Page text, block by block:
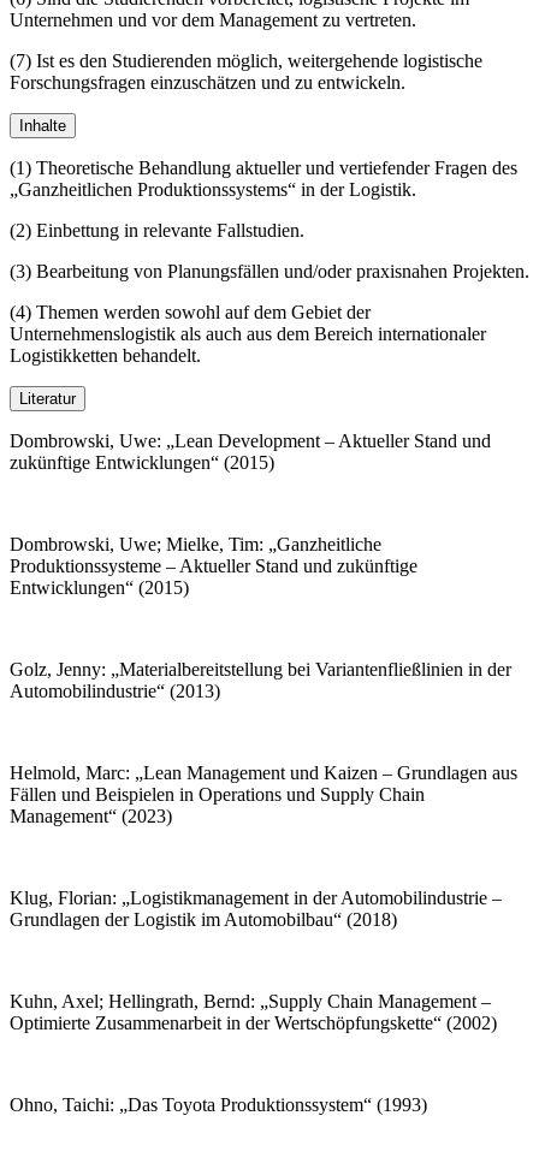
Unternehmen und vor dem Management zu vertreten.
(7) Ist es den Studierenden möglich, weitergehende logistische
Forschungsfragen einzuschätzen und zu entwickeln.
Inhalte
(1) Theoretische Behandlung aktueller und vertiefender Fragen des
„Ganzheitlichen Produktionssystems“ in der Logistik.
(2) Einbettung in relevante Fallstudien.
(3) Bearbeitung von Planungsfällen und/oder praxisnahen Projekten.
(4) Themen werden sowohl auf dem Gebiet der
Unternehmenslogistik als auch aus dem Bereich internationaler
Logistikketten behandelt.
Literatur
Dombrowski, Uwe: „Lean Development – Aktueller Stand und
zukünftige Entwicklungen“ (2015)
Dombrowski, Uwe; Mielke, Tim: „Ganzheitliche
Produktionssysteme – Aktueller Stand und zukünftige
Entwicklungen“ (2015)
Golz, Jenny: „Materialbereitstellung bei Variantenfließlinien in der
Automobilindustrie“ (2013)
Helmold, Marc: „Lean Management und Kaizen – Grundlagen aus
Fällen und Beispielen in Operations und Supply Chain
Management“ (2023)
Klug, Florian: „Logistikmanagement in der Automobilindustrie –
Grundlagen der Logistik im Automobilbau“ (2018)
Kuhn, Axel; Hellingrath, Bernd: „Supply Chain Management –
Optimierte Zusammenarbeit in der Wertschöpfungskette“ (2002)
Ohno, Taichi: „Das Toyota Produktionssystem“ (1993)